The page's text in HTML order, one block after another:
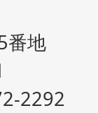
番地
2292